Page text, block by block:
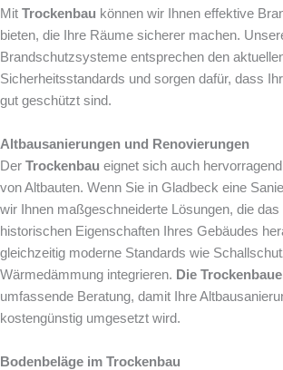
Mit Trockenbau können wir Ihnen effektive
bieten, die Ihre Räume sicherer machen.
Brandschutzsysteme entsprechen den
Sicherheitsstandards und sorgen dafür, dass
gut geschützt sind.
Altbausanierungen und Renovierungen
Der Trockenbau eignet sich auch
von Altbauten. Wenn Sie in Gladbeck eine
wir Ihnen maßgeschneiderte Lösungen, die
historischen Eigenschaften Ihres Gebäudes
gleichzeitig moderne Standards wie
Wärmedämmung integrieren. Die
umfassende Beratung, damit Ihre
kostengünstig umgesetzt wird.
Bodenbeläge im Trockenbau